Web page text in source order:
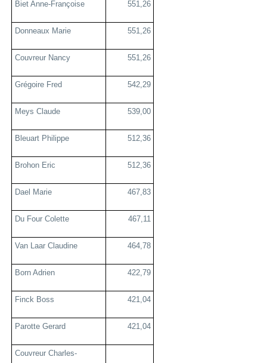
Biet Anne-Françoise 551,26
Donneaux Marie 551,26
Couvreur Nancy 551,26
Grégoire Fred 542,29
Meys Claude 539,00
Bleuart Philippe 512,36
Brohon Eric 512,36
Dael Marie 467,83
Du Four Colette 467,11
Van Laar Claudine 464,78
Born Adrien 422,79
Finck Boss 421,04
Parotte Gerard 421,04
Couvreur Charles-